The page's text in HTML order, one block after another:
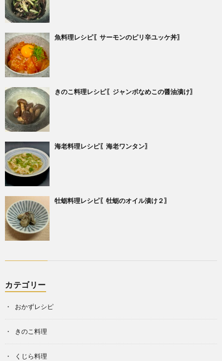
魚料理レシピ〖サーモンのピリ辛ユッケ丼〗
きのこ料理レシピ〖ジャンボなめこの醤油漬け〗
海老料理レシピ〖海老ワンタン〗
牡蛎料理レシピ〖牡蛎のオイル漬け２〗
カテゴリー
おかずレシピ
きのこ料理
くじら料理